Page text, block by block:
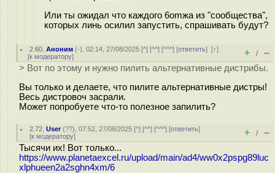
Или ты ожидал что каждого 6omжа из "сообщества",
которых линь осилил запустить, спрашивать будут?
2.60 ,Аноним (-), 02:14, 27/08/2025 [^] [^^] [^^^] [ответить][↑]
[к модератору] + / –
> Вот по этому и нужно пилить альтернативные дистрибы.
Вы только и делаете, что пилите альтернативные дистры!
Весь дистровоч заcpaли.
Может попробуете что-то полезное запилить?
2.72 ,User(??), 07:52, 27/08/2025 [^] [^^] [^^^] [ответить]
[к модератору] + / –
Тысячи их! Вот только...
https://www.planetaexcel.ru/upload/main/ad4/ww0x2pspg89luc
xlphueen2a2sghn4xm/6